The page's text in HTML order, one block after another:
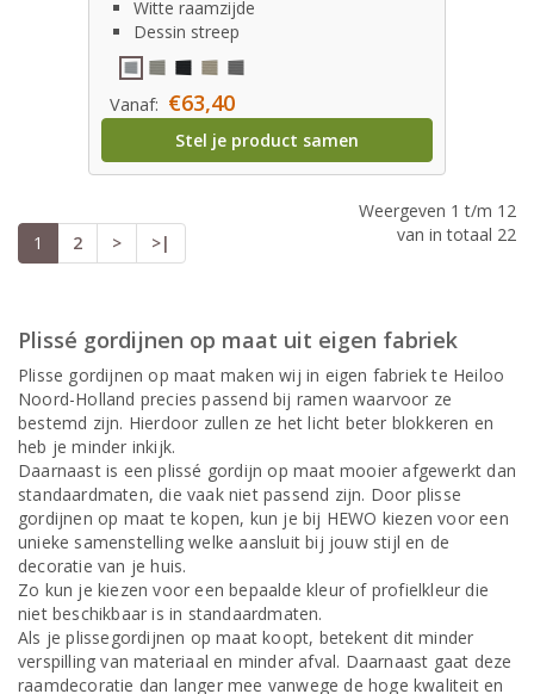
Witte raamzijde
Dessin streep
Vanaf: €63,40
Stel je product samen
1 2 > >|
Weergeven 1 t/m 12
van in totaal 22
Plissé gordijnen op maat uit eigen fabriek
Plisse gordijnen op maat maken wij in eigen fabriek te Heiloo
Noord-Holland precies passend bij ramen waarvoor ze
bestemd zijn. Hierdoor zullen ze het licht beter blokkeren en
heb je minder inkijk.
Daarnaast is een plissé gordijn op maat mooier afgewerkt dan
standaardmaten, die vaak niet passend zijn. Door plisse
gordijnen op maat te kopen, kun je bij HEWO kiezen voor een
unieke samenstelling welke aansluit bij jouw stijl en de
decoratie van je huis.
Zo kun je kiezen voor een bepaalde kleur of profielkleur die
niet beschikbaar is in standaardmaten.
Als je plissegordijnen op maat koopt, betekent dit minder
verspilling van materiaal en minder afval. Daarnaast gaat deze
raamdecoratie dan langer mee vanwege de hoge kwaliteit en